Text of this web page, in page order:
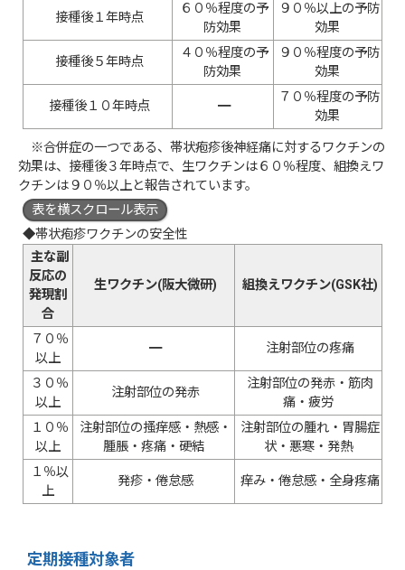
接種後１年時点
６０％程度の予
防効果
９０％以上の予防
効果
接種後５年時点
４０％程度の予
防効果
９０％程度の予防
効果
接種後１０年時点 ━
７０％程度の予防
効果
※合併症の一つである、帯状疱疹後神経痛に対するワクチンの
効果は、接種後３年時点で、生ワクチンは６０％程度、組換えワ
クチンは９０％以上と報告されています。
表を横スクロール表示
◆帯状疱疹ワクチンの安全性
主な副
反応の
発現割
合
生ワクチン(阪大微研) 組換えワクチン(GSK社)
７０％
以上
━ 注射部位の疼痛
３０％
以上
注射部位の発赤
注射部位の発赤・筋肉
痛・疲労
１０％
以上
注射部位の搔痒感・熱感・
腫脹・疼痛・硬結
注射部位の腫れ・胃腸症
状・悪寒・発熱
１％以
上
発疹・倦怠感 痒み・倦怠感・全身疼痛
定期接種対象者